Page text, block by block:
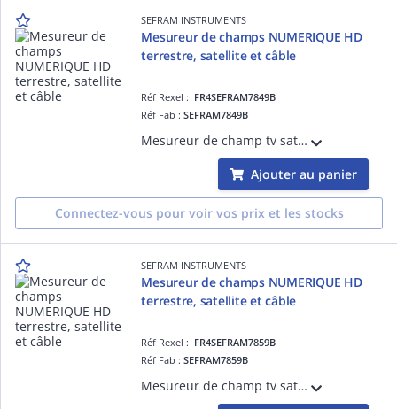
SEFRAM INSTRUMENTS
Mesureur de champs NUMERIQUE HD
terrestre, satellite et câble
Réf Rexel : FR4SEFRAM7849B
Réf Fab :SEFRAM7849B
Mesureur de champ tv satellite, câble et terrestre. Entrée vidéo, compatible HD. Ecran tactile. Mesures HEVC. Interface USB. Affichage programmes TV HD gratuits. BP 5-2400MHz. Spectre ultra rapide. Autonomie batterie 4H30 minimum
Ajouter au panier
Connectez-vous pour voir vos prix et les stocks
SEFRAM INSTRUMENTS
Mesureur de champs NUMERIQUE HD
terrestre, satellite et câble
Réf Rexel : FR4SEFRAM7859B
Réf Fab :SEFRAM7859B
Mesureur de champ tv satellite, câble, terrestre. Entrée vidéo, compatible HD. Ecran tactile. Mesures pour HEVC. Programmes TV HD. BP 5-2400MHz . Mesures complètes, puissancemètre pour installation Fibre. Autonomie batterie 4H30.